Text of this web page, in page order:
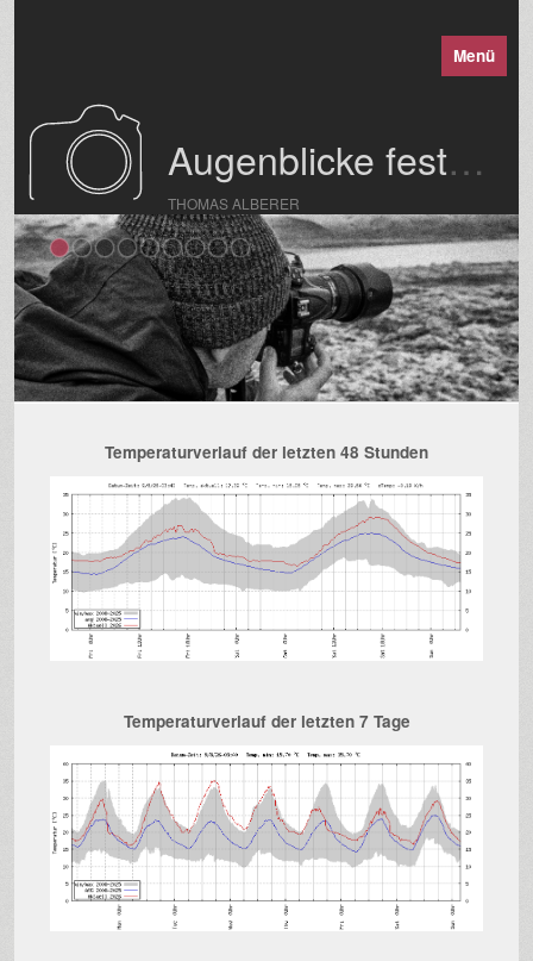
Menü
Augenblicke festgehalten
THOMAS ALBERER
Temperaturverlauf der letzten 48 Stunden
Temperaturverlauf der letzten 7 Tage